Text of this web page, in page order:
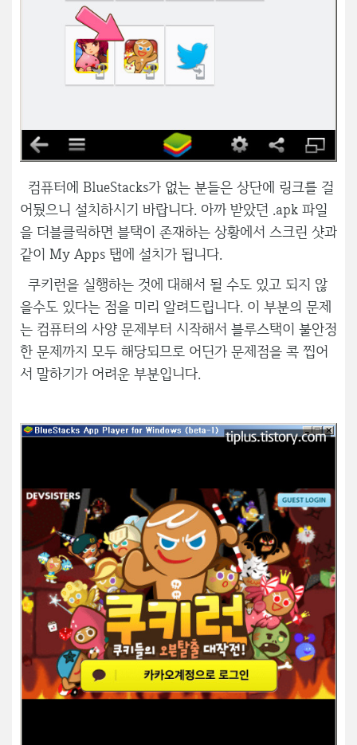
컴퓨터에 BlueStacks가 없는 분들은 상단에 링크를 걸
어뒀으니 설치하시기 바랍니다. 아까 받았던 .apk 파일
을 더블클릭하면 블택이 존재하는 상황에서 스크린 샷과
같이 My Apps 탭에 설치가 됩니다.
쿠키런을 실행하는 것에 대해서 될 수도 있고 되지 않
을수도 있다는 점을 미리 알려드립니다. 이 부분의 문제
는 컴퓨터의 사양 문제부터 시작해서 블루스택이 불안정
한 문제까지 모두 해당되므로 어딘가 문제점을 콕 찝어
서 말하기가 어려운 부분입니다.